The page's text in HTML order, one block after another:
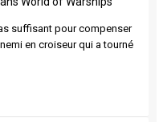
suffisant pour compenser
en croiseur qui a tourné